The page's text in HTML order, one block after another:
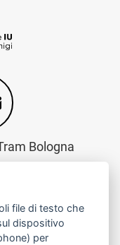
Bologna
file di testo che
dispositivo
per